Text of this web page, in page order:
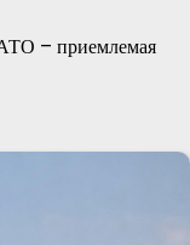
– приемлемая